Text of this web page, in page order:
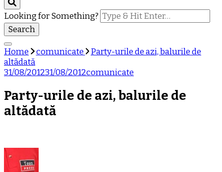
Looking for Something?
Home comunicate
Party-urile de azi, balurile de
altădată
31/08/201231/08/2012comunicate
Party-urile de azi, balurile de
altădată